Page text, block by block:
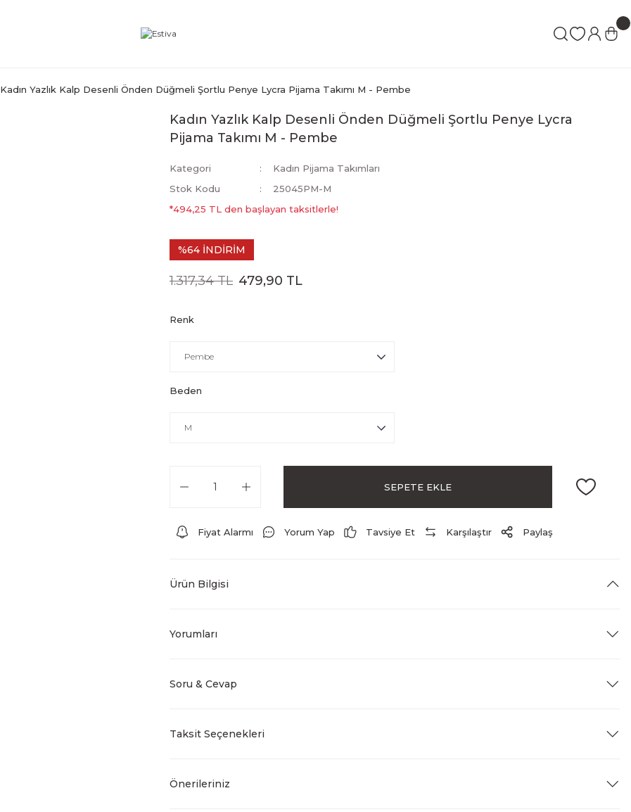
Kadın Yazlık Kalp Desenli Önden Düğmeli Şortlu Penye Lycra Pijama Takımı M - Pembe
Kadın Yazlık Kalp Desenli Önden Düğmeli Şortlu Penye Lycra
Pijama Takımı M - Pembe
Kategori
Kadın Pijama Takımları
Stok Kodu
25045PM-M
*494,25 TL den başlayan taksitlerle!
%64 İNDİRİM
1.317,34 TL 479,90 TL
Renk
Beden
SEPETE EKLE
Fiyat Alarmı Yorum Yap Tavsiye Et Karşılaştır Paylaş
Ürün Bilgisi
Yorumları
Soru & Cevap
Taksit Seçenekleri
Önerileriniz